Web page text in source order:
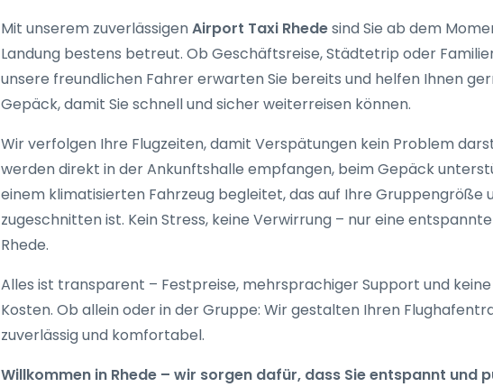
Mit unserem zuverlässigenAirport Taxi Rhedesind Sie ab dem
Landung bestens betreut. Ob Geschäftsreise, Städtetrip oder
unsere freundlichen Fahrer erwarten Sie bereits und helfen Ihnen
Gepäck, damit Sie schnell und sicher weiterreisen können.
Wir verfolgen Ihre Flugzeiten, damit Verspätungen kein Problem
werden direkt in der Ankunftshalle empfangen, beim Gepäck
einem klimatisierten Fahrzeug begleitet, das auf Ihre Gruppengröße
zugeschnitten ist. Kein Stress, keine Verwirrung – nur eine
Rhede.
Alles ist transparent – Festpreise, mehrsprachiger Support und
Kosten. Ob allein oder in der Gruppe: Wir gestalten Ihren
zuverlässig und komfortabel.
Willkommen in Rhede – wir sorgen dafür, dass Sie entspannt und